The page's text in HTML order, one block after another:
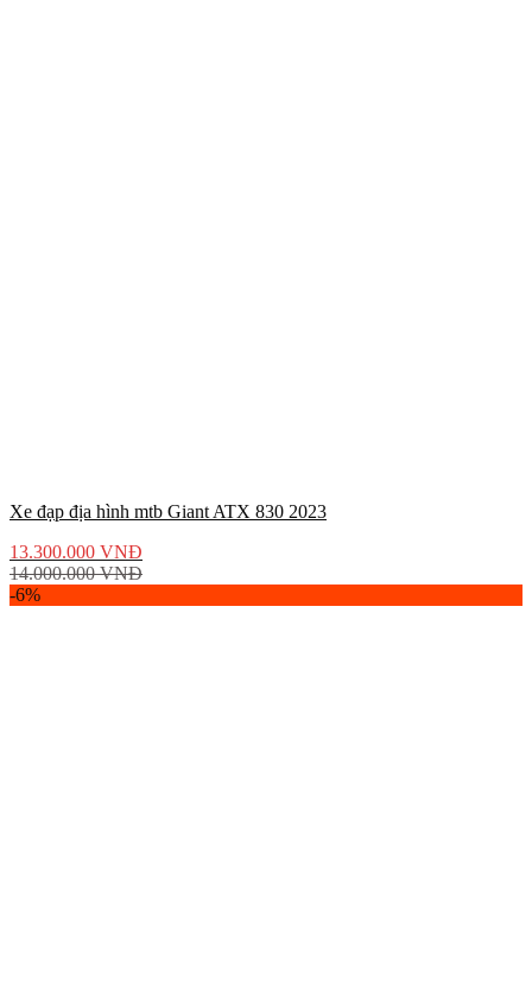
Xe đạp địa hình mtb Giant ATX 830 2023
13.300.000 VNĐ
14.000.000VNĐ
-6%